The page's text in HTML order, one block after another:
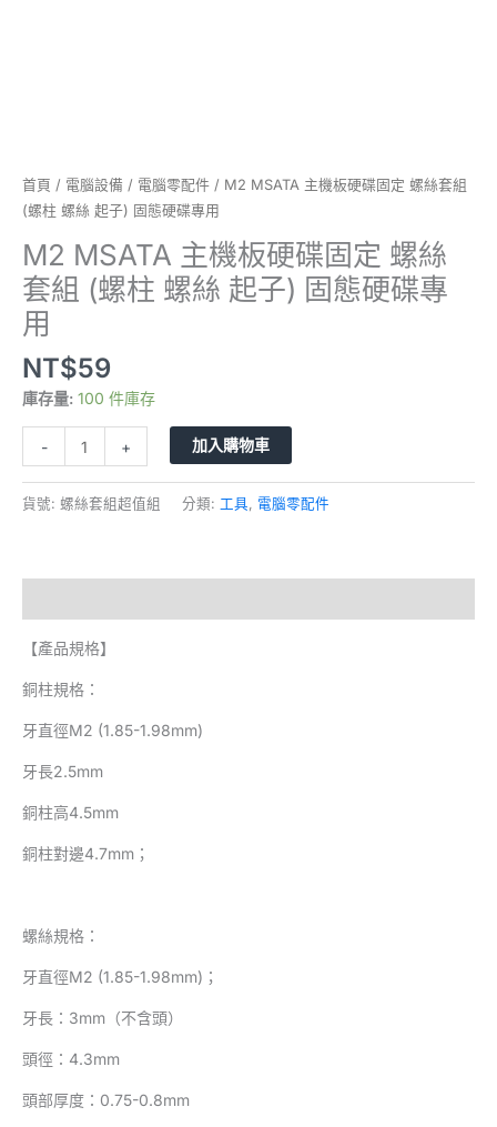
首頁 / 電腦設備 / 電腦零配件 / M2 MSATA 主機板硬碟固定 螺絲套組
(螺柱 螺絲 起子) 固態硬碟專用
M2 MSATA 主機板硬碟固定 螺絲
套組 (螺柱 螺絲 起子) 固態硬碟專
用
NT$59
庫存量: 100 件庫存
-
數
量
+ 加入購物車
貨號: 螺絲套組超值組 分類: 工具 電腦零配件
【產品規格】
銅柱規格：
牙直徑M2 (1.85-1.98mm)
牙長2.5mm
銅柱高4.5mm
銅柱對邊4.7mm；
螺絲規格：
牙直徑M2 (1.85-1.98mm)；
牙長：3mm（不含頭）
頭徑：4.3mm
頭部厚度：0.75-0.8mm